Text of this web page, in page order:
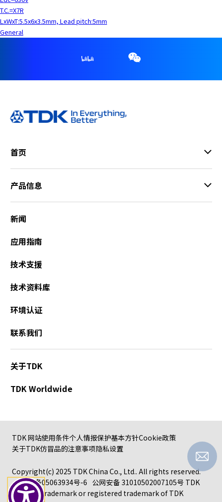
T.C.=X7R
LxWxT:5.5x6x3.5mm, Lead pitch:5mm
General
首页
产品信息
新闻
应用指南
技术支援
技术资料库
环境认证
联系我们
关于TDK
TDK Worldwide
TDK 网站使用条件个人情报保护基本方针Cookie政策
关于TDK仿冒品的注意事项隐私设置
Copyright(c) 2025 TDK China Co., Ltd.. All rights reserved.
沪ICP备05063934号-6 公网安备 31010502007105号 TDK
logo is a trademark or registered trademark of TDK